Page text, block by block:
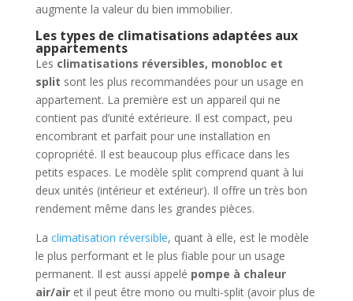
augmente la valeur du bien immobilier.
Les types de climatisations adaptées aux
appartements
Les climatisations réversibles, monobloc et
split sont les plus recommandées pour un usage en
appartement. La première est un appareil qui ne
contient pas d’unité extérieure. Il est compact, peu
encombrant et parfait pour une installation en
copropriété. Il est beaucoup plus efficace dans les
petits espaces. Le modèle split comprend quant à lui
deux unités (intérieur et extérieur). Il offre un très bon
rendement même dans les grandes pièces.
La climatisation réversible, quant à elle, est le modèle
le plus performant et le plus fiable pour un usage
permanent. Il est aussi appelé pompe à chaleur
air/airet il peut être mono ou multi-split (avoir plus de